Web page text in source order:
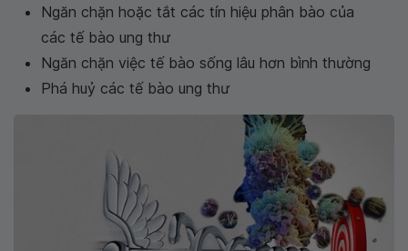
Ngăn chặn hoặc tắt các tín hiệu phân bào của
các tế bào ung thư
Ngăn chặn việc tế bào sống lâu hơn bình thường
Phá huỷ các tế bào ung thư